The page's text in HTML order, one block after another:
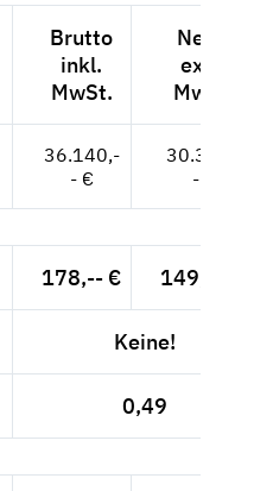
Brutto
inkl.
MwSt.
Netto
exkl.
MwSt.
36.140,-
- €
30.370,-
- €
178,-- € 149,58 €
Keine!
0,49